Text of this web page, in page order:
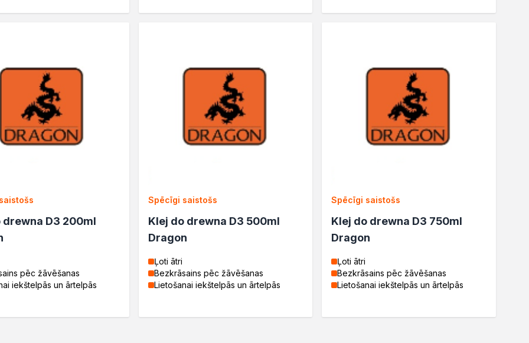
drewna D3 200ml
pēc žāvēšanas
iekštelpās un ārtelpās
Spēcīgi saistošs
Klej do drewna D3 500ml
Dragon
Ļoti ātri
Bezkrāsains pēc žāvēšanas
Lietošanai iekštelpās un ārtelpās
Spēcīgi saistošs
Klej do drewna D3 750ml
Dragon
Ļoti ātri
Bezkrāsains pēc žāvēšanas
Lietošanai iekštelpās un ārtelpās